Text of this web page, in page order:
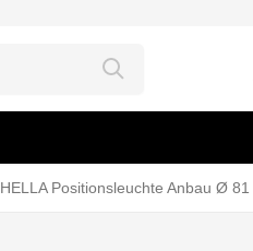
HELLA Positionsleuchte Anbau Ø 81